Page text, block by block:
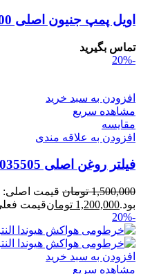
اویل پمپ جنیون اصلی 233002G400
تماس بگیرید
-20%
افزودن به سبد خرید
مشاهده سریع
مقایسه
افزودن به علاقه مندی
فیلتر روغن اصلی 2630035505
1,500,000 تومان
بود.1,200,000 تومانقیمت فعلی: 1,200,000
-20%
افزودن به سبد خرید
مشاهده سریع